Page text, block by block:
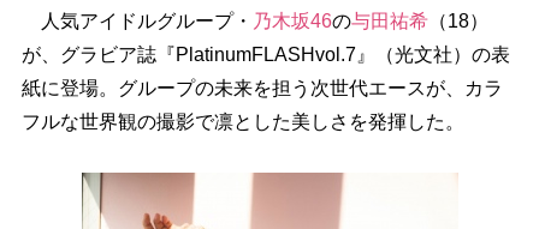
人気アイドルグループ・ 乃木坂46の与田祐希（18）
が、グラビア誌『PlatinumFLASHvol.7』（光文社）の表
紙に登場。グループの未来を担う次世代エースが、カラ
フルな世界観の撮影で凛とした美しさを発揮した。